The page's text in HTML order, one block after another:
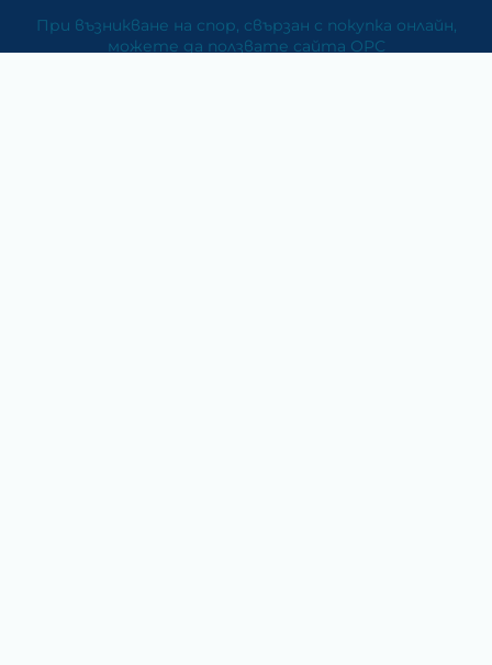
При възникване на спор, свързан с покупка онлайн,
можете да ползвате сайта ОРС